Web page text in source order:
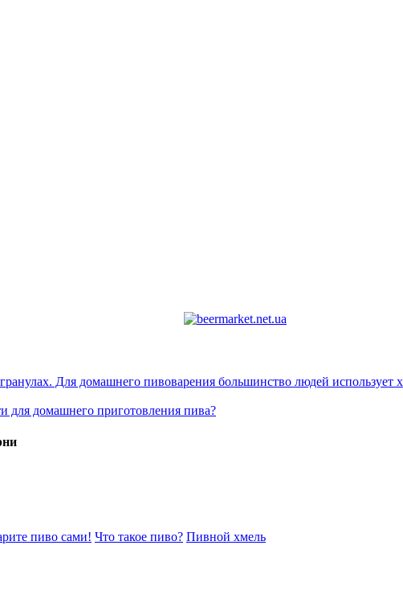
Для домашнего пивоварения большинство людей использует
для домашнего приготовления пива?
пиво сами! Что такое пиво? Пивной хмель